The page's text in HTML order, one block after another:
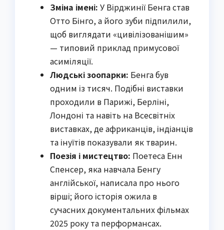
Зміна імені: У Вірджинії Бенга став
Отто Бінго, а його зуби підпилили,
щоб виглядати «цивілізованішим»
— типовий приклад примусової
асиміляції.
Людські зоопарки: Бенга був
одним із тисяч. Подібні виставки
проходили в Парижі, Берліні,
Лондоні та навіть на Всесвітніх
виставках, де африканців, індіанців
та інуїтів показували як тварин.
Поезія і мистецтво: Поетеса Енн
Спенсер, яка навчала Бенгу
англійської, написала про нього
вірші; його історія ожила в
сучасних документальних фільмах
2025 року та перформансах.